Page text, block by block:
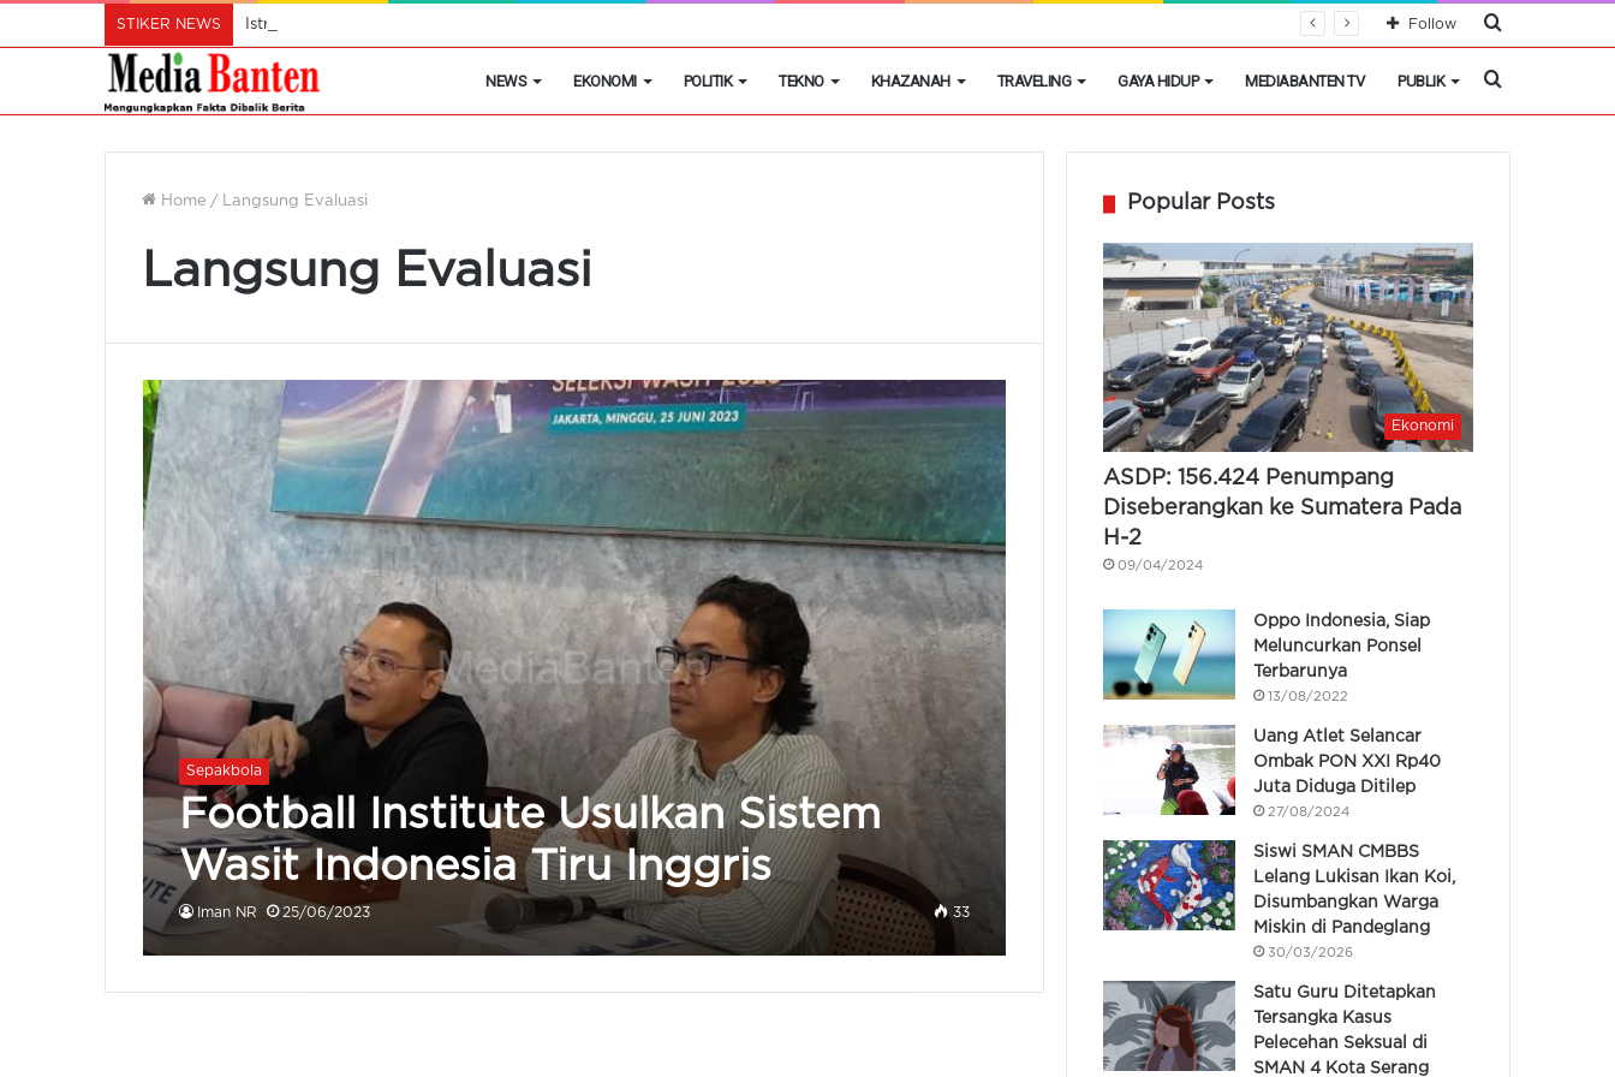
STIKER NEWS Istri Wali Kota Ajak Perempuan Cilegon Kembangkan Hobi Sebagai Peluang Usaha Cari
Follow
NEWS EKONOMI POLITIK TEKNO KHAZANAH TRAVELING GAYA HIDUP MEDIABANTEN TV PUBLIK Cari
Home / Langsung Evaluasi
Langsung Evaluasi
Sepakbola
Football Institute Usulkan Sistem
Wasit Indonesia Tiru Inggris
Iman NR 25/06/2023 33
Popular Posts
Ekonomi
ASDP: 156.424 Penumpang
Diseberangkan ke Sumatera Pada
H-2
09/04/2024
Oppo Indonesia, Siap
Meluncurkan Ponsel
Terbarunya
13/08/2022
Uang Atlet Selancar
Ombak PON XXI Rp40
Juta Diduga Ditilep
27/08/2024
Siswi SMAN CMBBS
Lelang Lukisan Ikan Koi,
Disumbangkan Warga
Miskin di Pandeglang
30/03/2026
Satu Guru Ditetapkan
Tersangka Kasus
Pelecehan Seksual di
SMAN 4 Kota Serang